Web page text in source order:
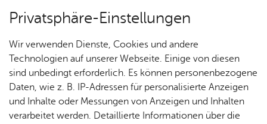
Nach­rich­ten
Stif­tung & Stif­ter
Vor­le­sen
Privatsphäre-Einstellungen
Wir verwenden Dienste, Cookies und andere
Technologien auf unserer Webseite. Einige von diesen
sind unbedingt erforderlich. Es können personenbezogene
Daten, wie z. B. IP-Adressen für personalisierte Anzeigen
und Inhalte oder Messungen von Anzeigen und Inhalten
verarbeitet werden. Detaillierte Informationen über die